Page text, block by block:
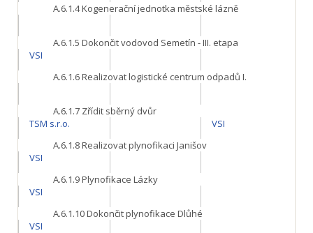
A.6.1.4Kogenerační jednotka městské lázně
A.6.1.5 Dokončit vodovod Semetín - III. etapa
VSI
A.6.1.6Realizovat logistické centrum odpadů I.
A.6.1.7 Zřídit sběrný dvůr
TSM s.r.o.
VSI
A.6.1.8Realizovat plynofikaci Janišov
VSI
A.6.1.9Plynofikace Lázky
VSI
A.6.1.10Dokončit plynofikace Dlůhé
VSI